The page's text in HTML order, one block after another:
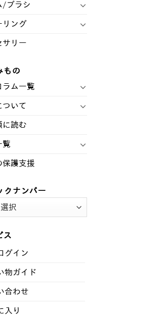
/ブラシ
リング
サリー
もの
ラム一覧
ついて
に読む
覧
保護支援
クナンバー
ス
グイン
物ガイド
合わせ
入り